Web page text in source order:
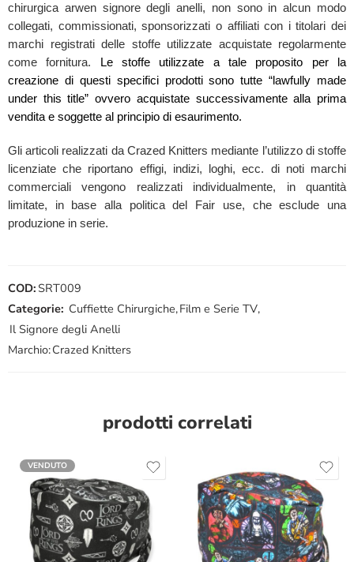
chirurgica arwen signore degli anelli, non sono in alcun modo
collegati, commissionati, sponsorizzati o affiliati con i titolari dei
marchi registrati delle stoffe utilizzate acquistate regolarmente
come fornitura.
Le stoffe utilizzate a tale proposito per la
creazione di questi specifici prodotti sono tutte “lawfully made
under this title” ovvero acquistate successivamente alla prima
vendita e soggette al principio di esaurimento.
Gli articoli realizzati da Crazed Knitters mediante l’utilizzo di stoffe
licenziate che riportano effigi, indizi, loghi, ecc. di noti marchi
commerciali vengono realizzati individualmente, in quantità
limitate, in base alla politica del Fair use, che esclude una
produzione in serie.
COD: SRT009
Categorie: Cuffiette Chirurgiche,Film e Serie TV,
Il Signore degli Anelli
Marchio:Crazed Knitters
prodotti correlati
VENDUTO